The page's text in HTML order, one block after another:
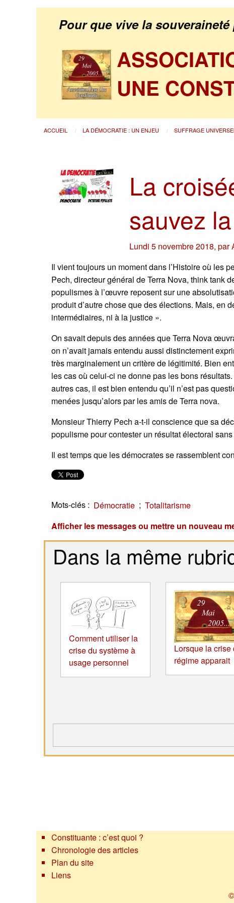
Pour que vive la
UNE
ACCUEIL LA DÉMOCRATIE : UN ENJEU SUFFRAGE
La
sauvez
Lundi 5 novembre 2018,par
Il vient toujours un moment dans l’Histoire où les
Pech, directeur général de Terra Nova, think tank
populismes à l’œuvre reposent sur une
produit d’autre chose que des élections. Mais, en
intermédiaires, ni à la justice ».
On savait depuis des années que Terra Nova
on n’avait jamais entendu aussi distinctement
très marginalement un critère de légitimité. Bien
les cas où celui-ci ne donne pas les bons
autres cas, il est bien entendu qu’il n’est pas
menées jusqu’alors par les amis de Terra nova.
Monsieur Thierry Pech a-t-il conscience que sa
populisme pour contester un résultat électoral
Il est temps que les démocrates se rassemblent
Mots-clés : Démocratie ; Totalitarisme
Afficher les messages ou mettre un nouveau
Dans la même
Comment utiliser la
crise du système à
usage personnel
Lorsque la crise
régime apparait
Constituante : c’est quoi ?
Chronologie des articles
Plan du site
Liens